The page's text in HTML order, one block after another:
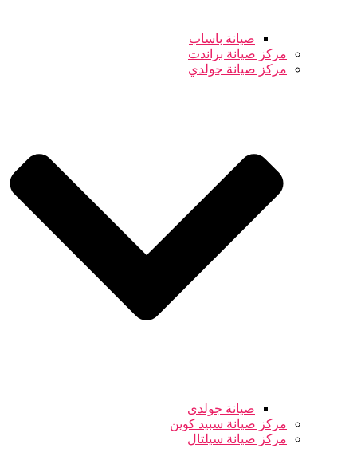
صيانة باساب
مركز صيانة براندت
مركز صيانة جولدي
صيانة جولدى
مركز صيانة سبيد كوين
مركز صيانة سيلتال